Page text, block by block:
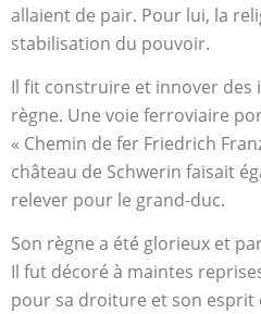
allaient de pair. Pour lui, la
stabilisation du pouvoir.
Il fit construire et innover
règne. Une voie ferroviaire
« Chemin de fer Friedrich
château de Schwerin faisait
relever pour le grand-duc.
Son règne a été glorieux et
Il fut décoré à maintes
pour sa droiture et son esprit